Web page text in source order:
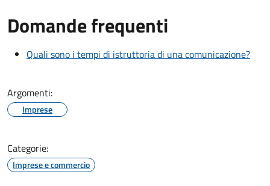
Domande frequenti
Quali sono i tempi di istruttoria di una comunicazione?
Argomenti:
Imprese
Categorie:
Imprese e commercio